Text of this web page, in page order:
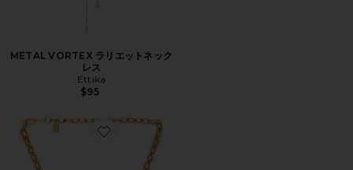
METAL VORTEX ラリエットネック
レス
Ettika
$95
Favorite ROWDY ペンダントネックレス